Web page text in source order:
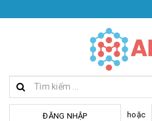
ĐĂNG NHẬP hoặc